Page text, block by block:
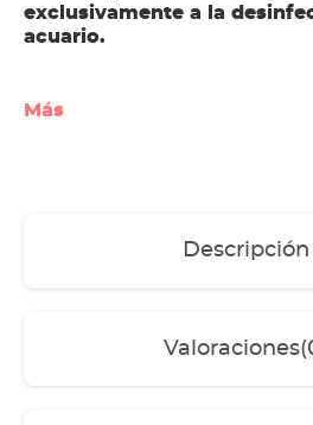
exclusivamente a la
acuario.
Más
Descripción
Valoraciones